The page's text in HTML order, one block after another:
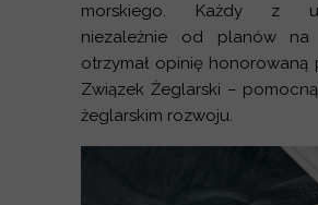
morskiego. Każdy z
niezależnie od planów na
otrzymał opinię honorowaną
Związek Żeglarski –
żeglarskim rozwoju.